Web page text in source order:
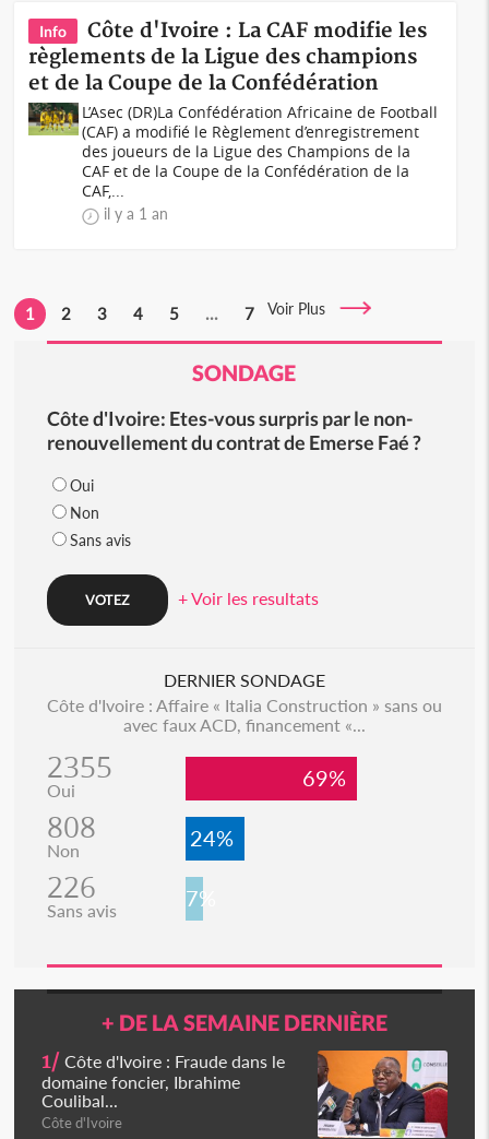
Info
Côte d'Ivoire : La CAF modifie les
règlements de la Ligue des champions
et de la Coupe de la Confédération
L’Asec (DR)La Confédération Africaine de Football
(CAF) a modifié le Règlement d’enregistrement
des joueurs de la Ligue des Champions de la
CAF et de la Coupe de la Confédération de la
CAF,...
il y a 1 an
1 2 3 4 5 ... 7 Voir Plus
SONDAGE
Côte d'Ivoire: Etes-vous surpris par le non-
renouvellement du contrat de Emerse Faé ?
Oui
Non
Sans avis
+ Voir les resultats
DERNIER SONDAGE
Côte d'Ivoire : Affaire « Italia Construction » sans ou
avec faux ACD, financement «...
2355
Oui 69%
808
Non 24%
226
Sans avis 7%
+ DE LA SEMAINE DERNIÈRE
1/ Côte d'Ivoire : Fraude dans le
domaine foncier, Ibrahime
Coulibal...
Côte d'Ivoire